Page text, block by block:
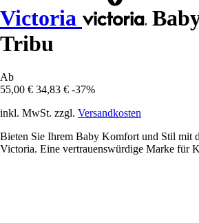
Victoria
Tribu
Ab
55,00 € 34,83 € -37%
inkl. MwSt. zzgl. Versandkosten
Bieten Sie Ihrem Baby Komfort und Stil mit
Victoria. Eine vertrauenswürdige Marke für